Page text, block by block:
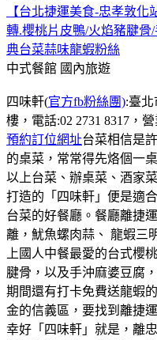
【台北捷運美食-忠孝敦
轉.櫻桃片皮鴨/火焰豬腱骨
典台菜蒜味龍蝦粉絲
中式餐館 國內旅遊
四味軒(官方fb粉絲團):臺北
樓，電話:02 2731 8317，
預約訂位網址台菜相信是
的桌菜，常常得先烙個一
以上台菜、辦桌菜、酒家
打造的「四味軒」便是適
台菜的好餐廳。餐廳離捷
離，魷魚螺肉蒜、 龍蝦三
上國人中餐最愛的台式櫻
腱骨，以及手沖麻婆豆腐
期間還有打卡免費送龍蝦
金的信義區，要找到離捷
幸好「四味軒」就是，離